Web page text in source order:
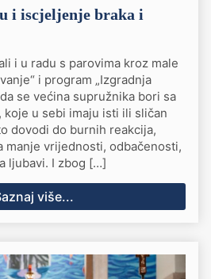
i iscjeljenje braka i
i u radu s parovima kroz male
i program „Izgradnja
se većina supružnika bori sa
koje u sebi imaju isti ili sličan
dovodi do burnih reakcija,
manje vrijednosti, odbačenosti,
ljubavi. I zbog […]
više...